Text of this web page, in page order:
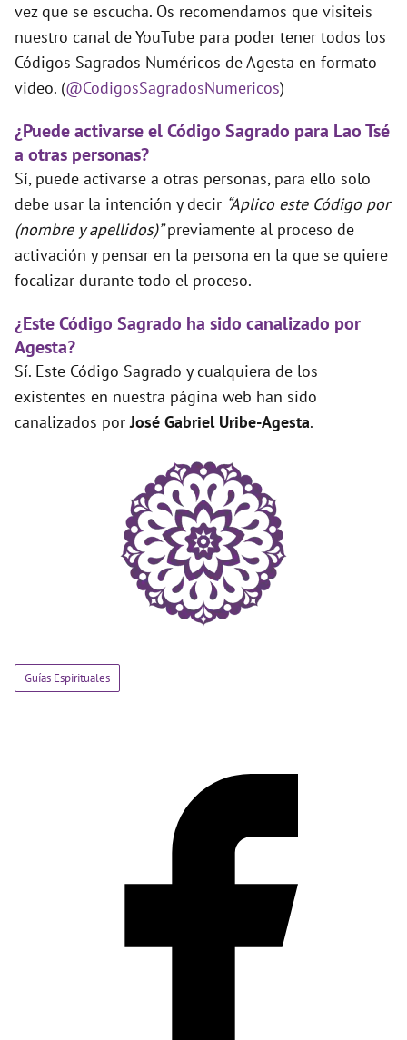
vez que se escucha. Os recomendamos que visiteis
nuestro canal de YouTube para poder tener todos los
Códigos Sagrados Numéricos de Agesta en formato
video. (@CodigosSagradosNumericos)
¿Puede activarse el Código Sagrado para Lao Tsé
a otras personas?
Sí, puede activarse a otras personas, para ello solo
debe usar la intención y decir “Aplico este Código por
(nombre y apellidos)”previamente al proceso de
activación y pensar en la persona en la que se quiere
focalizar durante todo el proceso.
¿Este Código Sagrado ha sido canalizado por
Agesta?
Sí. Este Código Sagrado y cualquiera de los
existentes en nuestra página web han sido
canalizados porJosé Gabriel Uribe-Agesta.
Guías Espirituales